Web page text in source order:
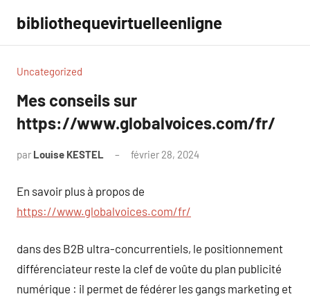
contenu
bibliothequevirtuelleenligne
Uncategorized
Mes conseils sur
https://www.globalvoices.com/fr/
par Louise KESTEL février 28, 2024
En savoir plus à propos de
https://www.globalvoices.com/fr/
dans des B2B ultra-concurrentiels, le positionnement
différenciateur reste la clef de voûte du plan publicité
numérique : il permet de fédérer les gangs marketing et